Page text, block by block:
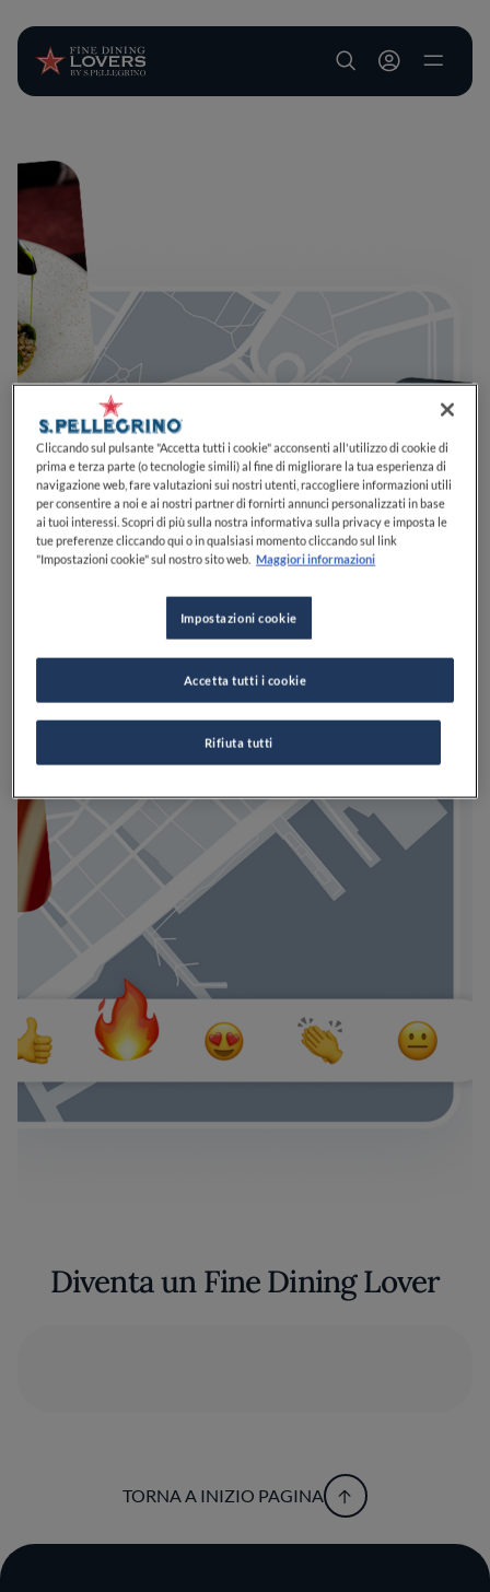
User account
Diventa un Fine Dining Lover
TORNA A INIZIO PAGINA
Cliccando sul pulsante "Accetta tutti i cookie" acconsenti all'utilizzo di cookie di
prima e terza parte (o tecnologie simili) al fine di migliorare la tua esperienza di
navigazione web, fare valutazioni sui nostri utenti, raccogliere informazioni utili
per consentire a noi e ai nostri partner di fornirti annunci personalizzati in base
ai tuoi interessi. Scopri di più sulla nostra informativa sulla privacy e imposta le
tue preferenze cliccando qui o in qualsiasi momento cliccando sul link
"Impostazioni cookie" sul nostro sito web. Maggiori informazioni
Impostazioni cookie
Rifiuta tutti
Accetta tutti i cookie